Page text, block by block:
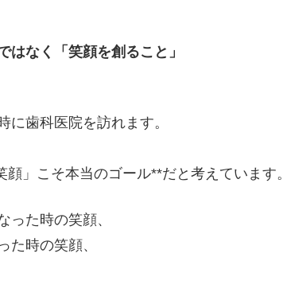
なく「笑顔を創ること」
に歯科医院を訪れます。
」こそ本当のゴール**だと考えています。
った時の笑顔、
た時の笑顔、